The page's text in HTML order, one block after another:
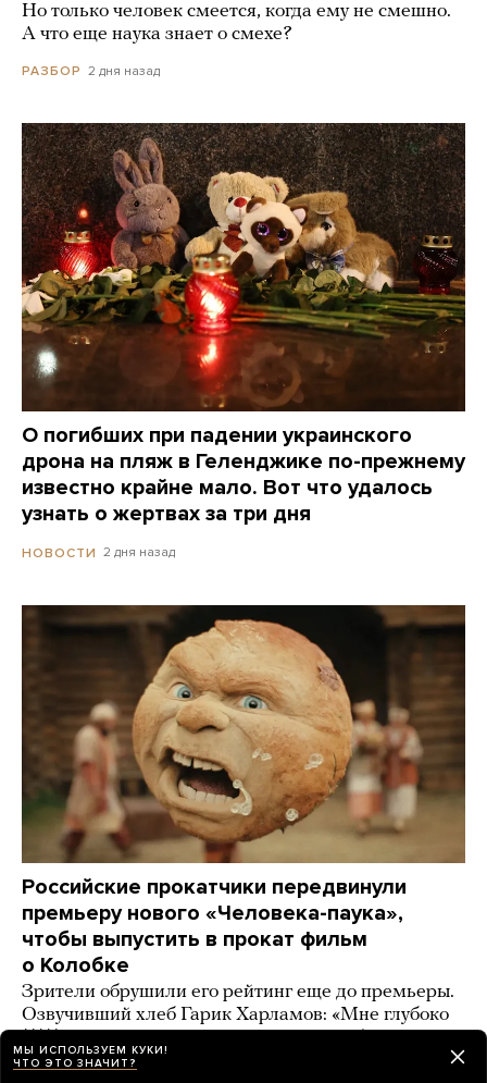
Но только человек смеется, когда ему не смешно.
А что еще наука знает о смехе?
РАЗБОР 2 дня назад
О погибших при падении украинского
дрона на пляж в Геленджике по-прежнему
известно крайне мало. Вот что удалось
узнать о жертвах за три дня
НОВОСТИ 2 дня назад
Российские прокатчики передвинули
премьеру нового «Человека-паука»,
чтобы выпустить в прокат фильм
о Колобке
Зрители обрушили его рейтинг еще до премьеры.
Озвучивший хлеб Гарик Харламов: «Мне глубоко
***** на Человека-паука, я Бэтмена люблю!»
ИСТОРИИ 2 дня назад
МЫ ИСПОЛЬЗУЕМ КУКИ!
ЧТО ЭТО ЗНАЧИТ?